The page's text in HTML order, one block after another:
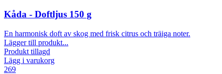
Kåda - Doftljus 150 g
En harmonisk doft av skog med frisk citrus och träiga noter.
Lägger till produkt...
Produkt tillagd
Lägg i varukorg
269